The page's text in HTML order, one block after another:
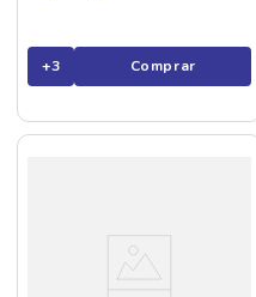
+3 Comprar